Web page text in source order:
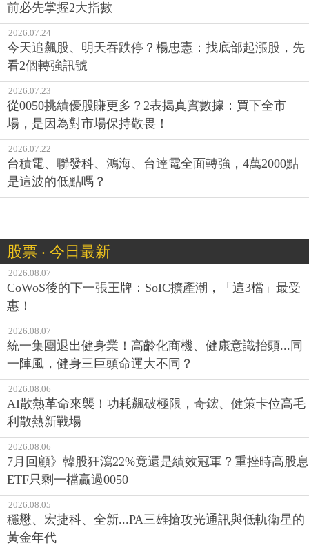
前必先掌握2大指數
2026.07.24
今天追飆股、明天吞跌停？楊忠憲：找底部起漲股，先
看2個轉強訊號
2026.07.23
從0050挑績優股賺更多？2表揭真實數據：買下全市
場，是因為對市場保持敬畏！
2026.07.22
台積電、聯發科、鴻海、台達電全面轉強，4萬2000點
是這波的低點嗎？
股票 ‧ 今日最新
2026.08.07
CoWoS後的下一張王牌：SoIC擴產潮，「這3檔」最受
惠！
2026.08.07
統一集團退出健身業！高齡化商機、健康意識抬頭...同
一陣風，健身三巨頭命運大不同？
2026.08.06
AI散熱革命來襲！功耗飆破極限，奇鋐、健策卡位高毛
利散熱新戰場
2026.08.06
7月回顧》韓股狂瀉22%竟還是績效冠軍？重挫時高股息
ETF只剩一檔贏過0050
2026.08.05
穩懋、宏捷科、全新...PA三雄搶攻光通訊與低軌衛星的
黃金年代